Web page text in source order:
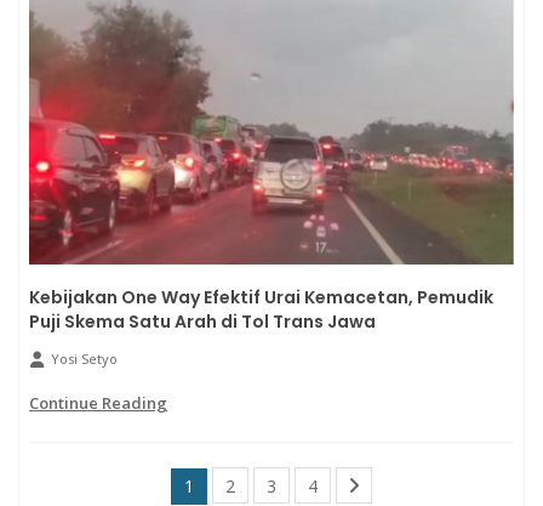
Kebijakan One Way Efektif Urai Kemacetan, Pemudik
Puji Skema Satu Arah di Tol Trans Jawa
Yosi Setyo
Continue Reading
1 2 3 4